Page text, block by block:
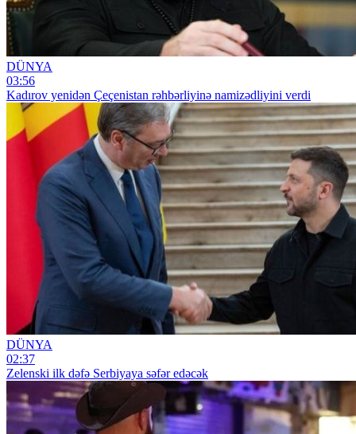
DÜNYA
03:56
Kadırov yenidən Çeçenistan rəhbərliyinə namizədliyini verdi
DÜNYA
02:37
Zelenski ilk dəfə Serbiyaya səfər edəcək